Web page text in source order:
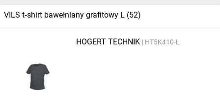
VILS t‑shirt bawełniany grafitowy L (52)
HOGERT TECHNIK HT5K410-L